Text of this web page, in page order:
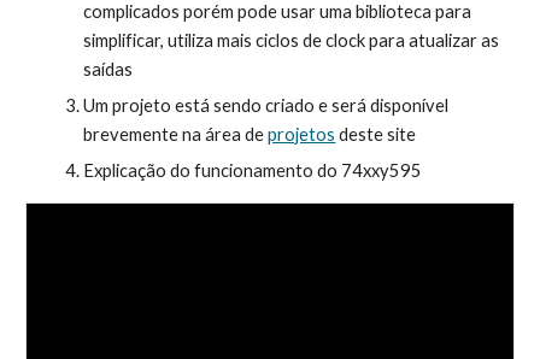
complicados porém pode usar uma biblioteca para
simplificar, utiliza mais ciclos de clock para atualizar as
saídas
Um projeto está sendo criado e será disponível
brevemente na área de projetos deste site
Explicação do funcionamento do 74xxy595